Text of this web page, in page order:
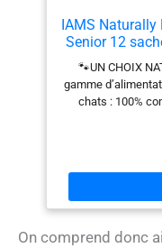
IAMS
Senior 12
Terre/Mer en
OGM,
🐾UN CHOIX
gamme
chats : 100%
végétales, sans
CHAT VA
des ingrédients
savoureux :
agneau de
santé de votre
On comprend donc